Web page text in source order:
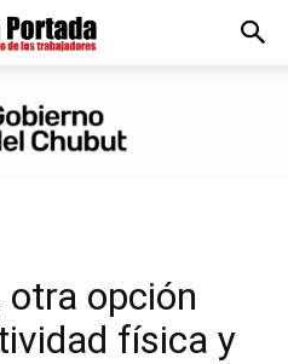
otra opción
física y